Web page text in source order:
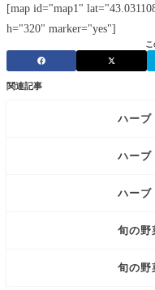
[map id="map1"
h="320" marker="yes"]
関連記事
ハーブ
ハーブ
ハーブ
旬の野
旬の野